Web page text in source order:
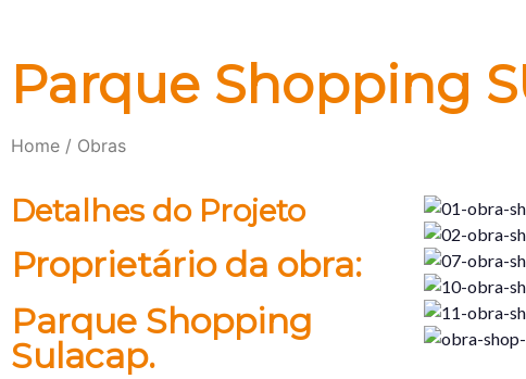
Parque Shopping
Home / Obras
Detalhes do Projeto
Proprietário da obra:
Parque Shopping
Sulacap.